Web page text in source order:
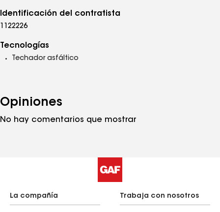
Identificación del contratista
1122226
Tecnologías
Techador asfáltico
Opiniones
No hay comentarios que mostrar
La compañía Trabaja con nosotros